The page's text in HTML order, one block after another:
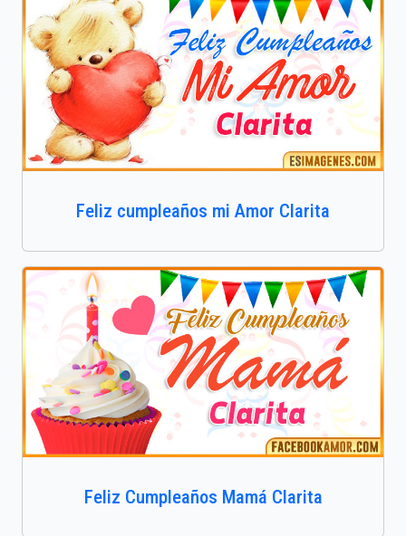
Feliz cumpleaños mi Amor Clarita
Feliz Cumpleaños Mamá Clarita